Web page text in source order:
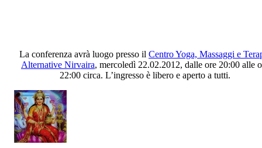
La conferenza avrà luogo presso il Centro Yoga, Massaggi e
Alternative Nirvaira, mercoledì 22.02.2012, dalle ore 20:00 alle
22:00 circa. L’ingresso è libero e aperto a tutti.